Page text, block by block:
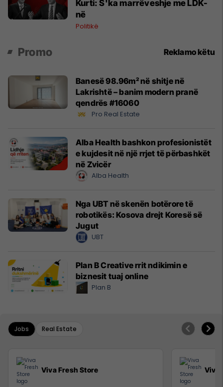
Kurti: S'ka marrëveshje me LDK-
në
Politikë
Promo Reklamo këtu
Banesë 98.96m² në shitje në
Lakrishtë – banim modern pranë
qendrës #16060
Pro Real Estate
Alba Health bashkon profesionistët
e kujdesit në një rrjet të përbashkët
në Zvicër
Alba Health
Nga UBT në skenën botërore të
robotikës: Kosova drejt Koresë së
Jugut
UBT
Plan B Creative rrit ndikimin e
biznesit tuaj online
Plan B
Jobs Real Estate
Viva Fresh Store Viva